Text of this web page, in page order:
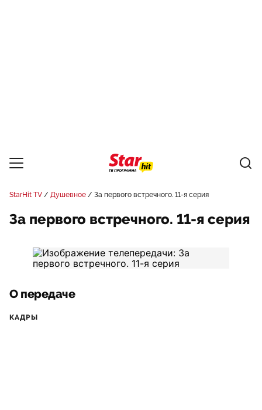
StarHit TV Душевное За первого встречного. 11-я серия
За первого встречного. 11-я серия
О передаче
КАДРЫ